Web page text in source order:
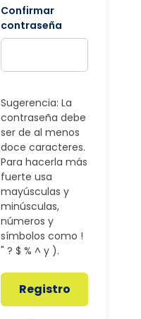
Confirmar
contraseña
Sugerencia: La
contraseña debe
ser de al menos
doce caracteres.
Para hacerla más
fuerte usa
mayúsculas y
minúsculas,
números y
símbolos como !
" ? $ % ^ y ).
Registro